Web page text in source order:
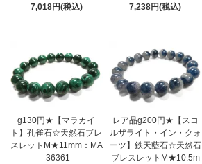
7,018円(税込)
7,238円(税込)
g130円★【マラカイ
ト】孔雀石☆天然石ブレ
スレットM★11mm：MA
-36361
レア品g200円★【スコ
ルザライト・イン・クォ
ーツ】鉄天藍石☆天然石
ブレスレットM★10.5m